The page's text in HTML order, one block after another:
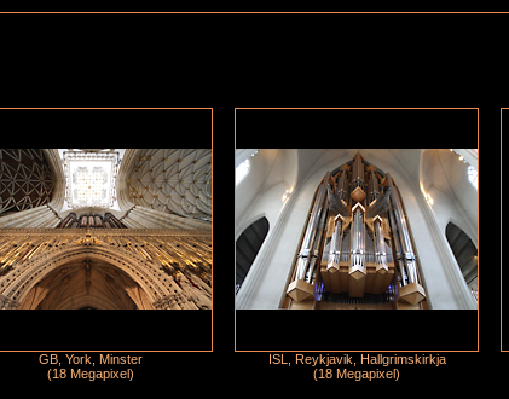
GB, York, Minster
(18 Megapixel)
ISL, Reykjavik, Hallgrimskirkja
(18 Megapixel)